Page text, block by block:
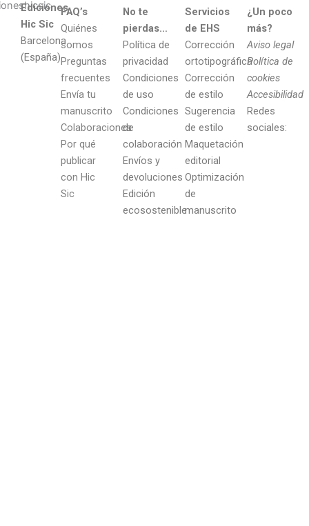
Ediciones
Hic Sic
Barcelona
(España)
FAQ’s
Quiénes
somos
Preguntas
frecuentes
Envía tu
manuscrito
Colaboraciones
Por qué
publicar
con Hic
Sic
No te
pierdas…
Política de
privacidad
Condiciones
de uso
Condiciones
de
colaboración
Envíos y
devoluciones
Edición
ecosostenible
Servicios
de EHS
Corrección
ortotipográfica
Corrección
de estilo
Sugerencia
de estilo
Maquetación
editorial
Optimización
de
manuscrito
¿Un poco
más?
Aviso legal
Política de
cookies
Accesibilidad
Redes
sociales: